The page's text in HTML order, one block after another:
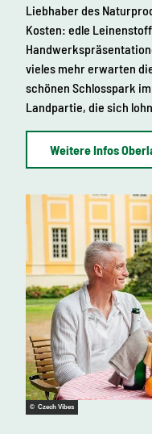
Liebhaber des
Kosten: edle
vieles mehr erwarten
schönen Schlosspark
Landpartie, die sich
Weitere Infos
© Czech Vibes